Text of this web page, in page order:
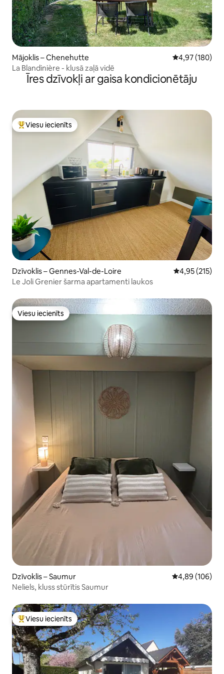
Mājoklis – Chenehutte Vidējais
4,97 (180)
La Blandinière - klusā zaļā vidē
Īres dzīvokļi ar gaisa kondicionētāju
Populārs viesu iecienīts mājoklis
Viesu iecienīts
Dzīvoklis – Gennes-Val-de-Loire Vidējais
4,95 (215)
Le Joli Grenier šarma apartamenti laukos
Viesu iecienīts
Viesu iecienīts
Dzīvoklis – Saumur Vidējais
4,89 (106)
Neliels, kluss stūrītis Saumur
Populārs viesu iecienīts mājoklis
Viesu iecienīts